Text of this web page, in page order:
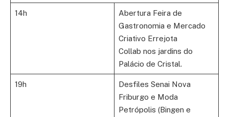
14h
Abertura Feira de
Gastronomia e Mercado
Criativo Errejota
Collab nos jardins do
Palácio de Cristal.
19h
Desfiles Senai Nova
Friburgo e Moda
Petrópolis (Bingen e